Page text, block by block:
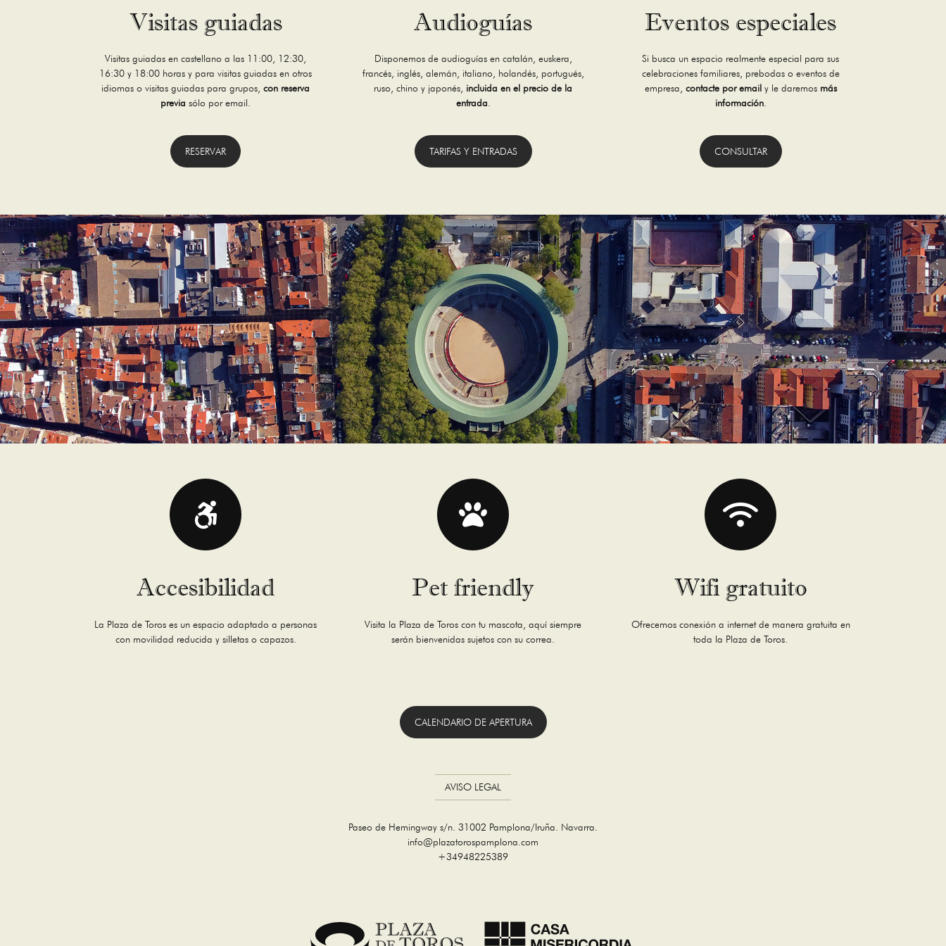
Visitas guiadas
Visitas guiadas en castellano a las 11:00, 12:30,
16:30 y 18:00 horas y para visitas guiadas en otros
idiomas o visitas guiadas para grupos, con reserva
previa sólo por email.
RESERVAR
Audioguías
Disponemos de audioguías en catalán, euskera,
francés, inglés, alemán, italiano, holandés, portugués,
ruso, chino y japonés, incluida en el precio de la
entrada.
TARIFAS Y ENTRADAS
Eventos especiales
Si busca un espacio realmente especial para sus
celebraciones familiares, prebodas o eventos de
empresa, contacte por emaily le daremos más
información.
CONSULTAR
Accesibilidad
La Plaza de Toros es un espacio adaptado a personas
con movilidad reducida y silletas o capazos.
Pet friendly
Visita la Plaza de Toros con tu mascota, aquí siempre
serán bienvenidas sujetos con su correa.
Wifi gratuito
Ofrecemos conexión a internet de manera gratuita en
toda la Plaza de Toros.
CALENDARIO DE APERTURA
AVISO LEGAL
Paseo de Hemingway s/n. 31002 Pamplona/Iruña. Navarra.
info@plazatorospamplona.com
+34948225389